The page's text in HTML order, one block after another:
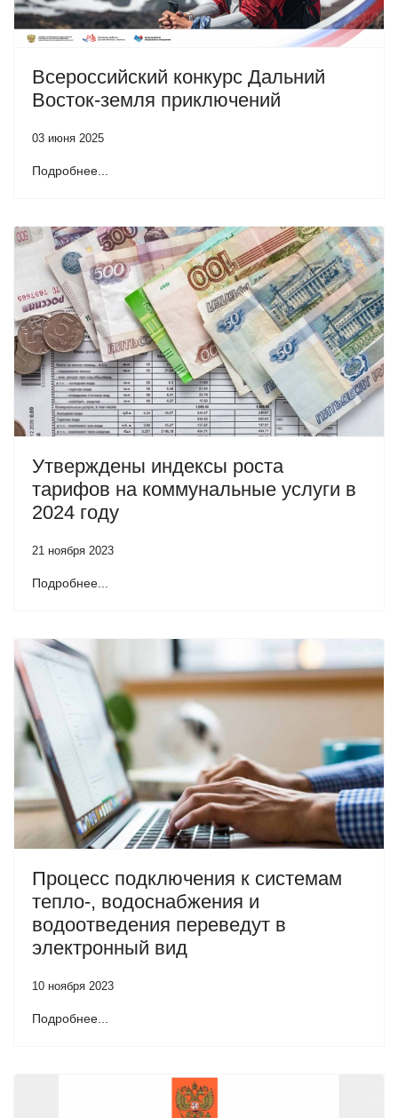
Всероссийский конкурс Дальний
Восток-земля приключений
03 июня 2025
Подробнее...
Утверждены индексы роста
тарифов на коммунальные услуги в
2024 году
21 ноября 2023
Подробнее...
Процесс подключения к системам
тепло-, водоснабжения и
водоотведения переведут в
электронный вид
10 ноября 2023
Подробнее...